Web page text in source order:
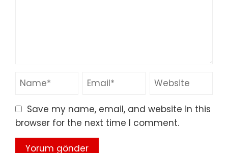
Save my name, email, and website in this
browser for the next time I comment.